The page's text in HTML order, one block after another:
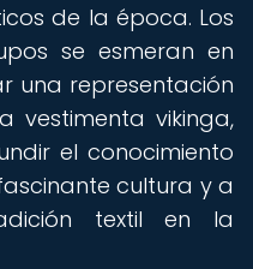
de la época. Los
se esmeran en
una representación
vestimenta vikinga,
el conocimiento
cultura y a
textil en la